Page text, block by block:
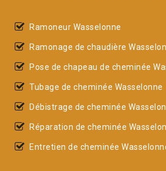
Ramoneur Wasselonne
Ramonage de chaudière
Pose de chapeau de cheminée
Tubage de cheminée Wasselonne
Débistrage de cheminée
Réparation de cheminée
Entretien de cheminée